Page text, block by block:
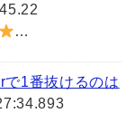
…
1番抜けるのは